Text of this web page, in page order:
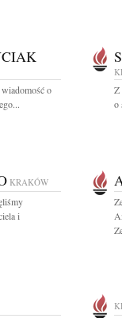
o
Z
o
KRAKÓW
i